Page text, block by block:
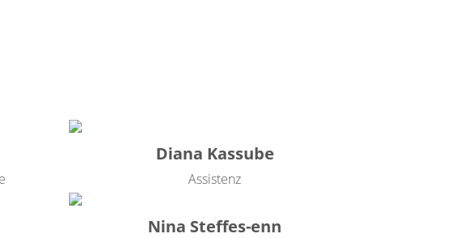
Diana Kassube
Assistenz
Nina Steffes-enn